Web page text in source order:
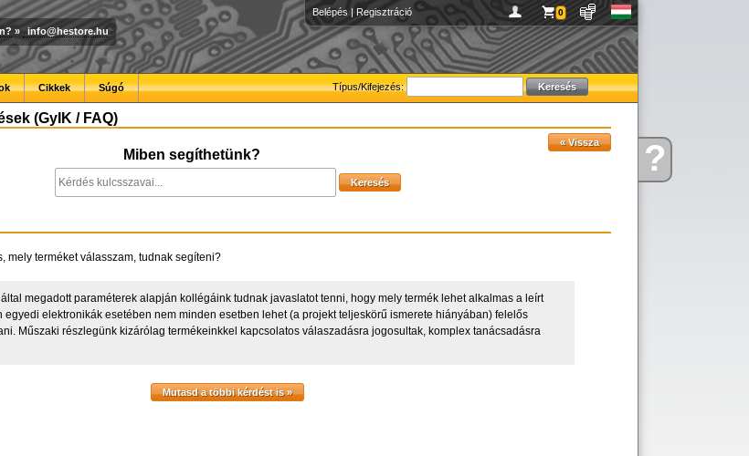
Kérdése?
Belépés | Regisztráció 0
» info@hestore.hu
Típus/Kifejezés:
Cikkek Súgó
(GyIK / FAQ)
Miben segíthetünk?
mely terméket válasszam, tudnak segíteni?
megadott paraméterek alapján kollégáink tudnak javaslatot tenni, hogy mely termék lehet alkalmas a leírt
egyedi elektronikák esetében nem minden esetben lehet (a projekt teljeskörű ismerete hiányában) felelős
Műszaki részlegünk kizárólag termékeinkkel kapcsolatos válaszadásra jogosultak, komplex tanácsadásra